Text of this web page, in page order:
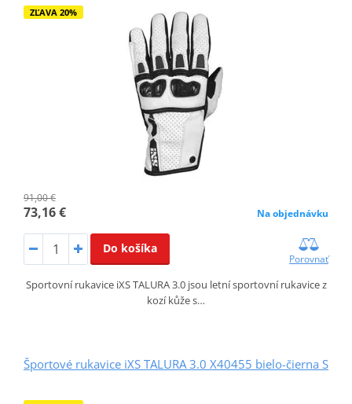
ZĽAVA 20%
91,00 €
73,16 € Na objednávku
Do košíka
Porovnať
Sportovní rukavice iXS TALURA 3.0 jsou letní sportovní rukavice z
kozí kůže s…
Športové rukavice iXS TALURA 3.0 X40455 bielo-čierna S